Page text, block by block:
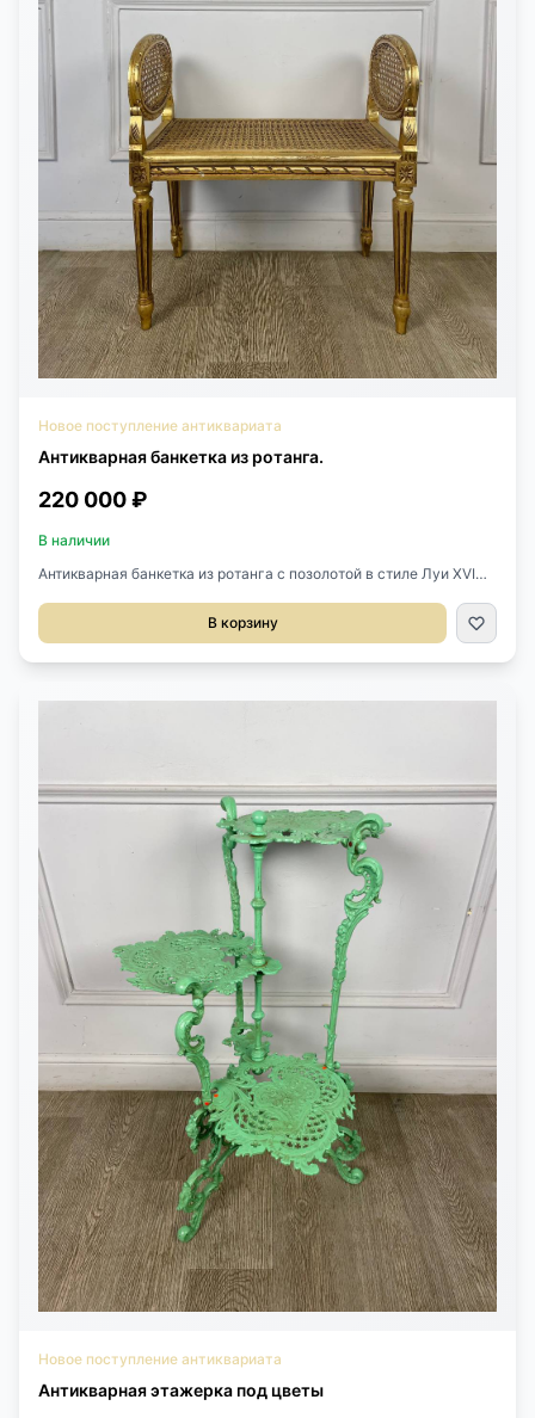
Новое поступление антиквариата
Антикварная банкетка из ротанга.
220 000 ₽
В наличии
Антикварная банкетка из ротанга с позолотой в стиле Луи XVI
смВысота от Пола 44 см.
В корзину
Новое поступление антиквариата
Антикварная этажерка под цветы